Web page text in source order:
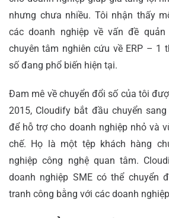
nhưng chưa nhiều. Tôi nhận thấy
các doanh nghiệp về vấn đề
chuyên tâm nghiên cứu về ERP – 1
số đang phổ biến hiện tại.
Đam mê về chuyển đổi số của tôi
2015, Cloudify bắt đầu chuyển
để hỗ trợ cho doanh nghiệp nhỏ và
chế. Họ là một tệp khách hàng
nghiệp công nghệ quan tâm.
doanh nghiệp SME có thể chuyển
tranh công bằng với các doanh